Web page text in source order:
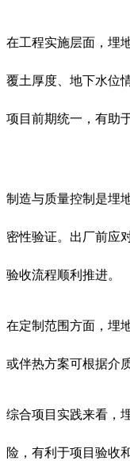
在工程实施层面，埋
覆土厚度、地下水位
项目前期统一，有助
制造与质量控制是埋
密性验证。出厂前应
验收流程顺利推进。
在定制范围方面，埋
或伴热方案可根据介
综合项目实践来看，
险，有利于项目验收